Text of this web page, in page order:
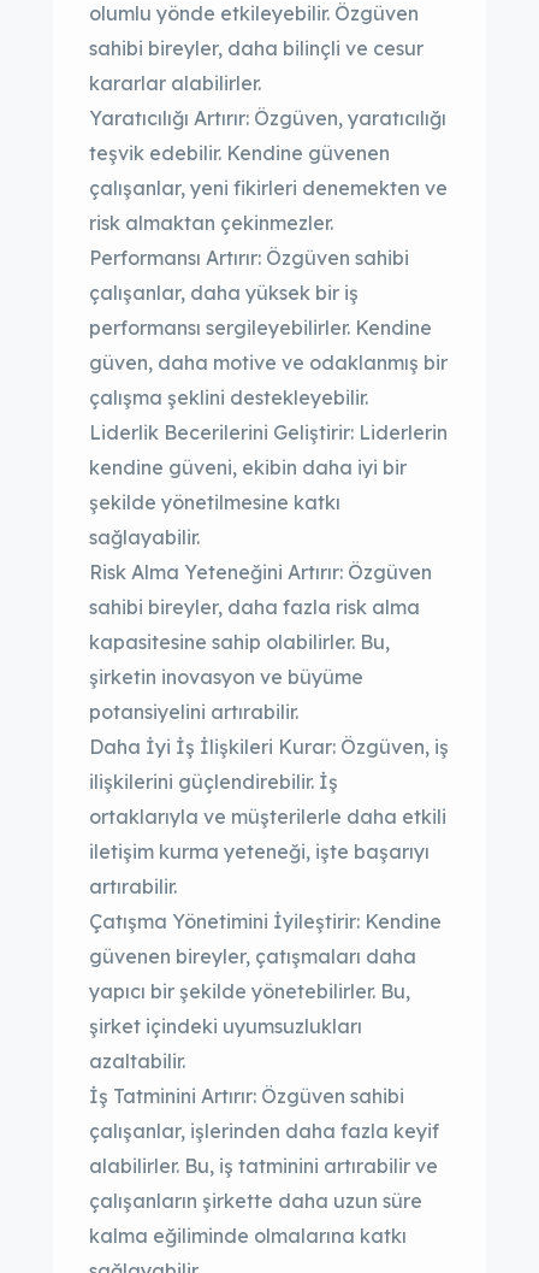
olumlu yönde etkileyebilir. Özgüven
sahibi bireyler, daha bilinçli ve cesur
kararlar alabilirler.
Yaratıcılığı Artırır: Özgüven, yaratıcılığı
teşvik edebilir. Kendine güvenen
çalışanlar, yeni fikirleri denemekten ve
risk almaktan çekinmezler.
Performansı Artırır: Özgüven sahibi
çalışanlar, daha yüksek bir iş
performansı sergileyebilirler. Kendine
güven, daha motive ve odaklanmış bir
çalışma şeklini destekleyebilir.
Liderlik Becerilerini Geliştirir: Liderlerin
kendine güveni, ekibin daha iyi bir
şekilde yönetilmesine katkı
sağlayabilir.
Risk Alma Yeteneğini Artırır: Özgüven
sahibi bireyler, daha fazla risk alma
kapasitesine sahip olabilirler. Bu,
şirketin inovasyon ve büyüme
potansiyelini artırabilir.
Daha İyi İş İlişkileri Kurar: Özgüven, iş
ilişkilerini güçlendirebilir. İş
ortaklarıyla ve müşterilerle daha etkili
iletişim kurma yeteneği, işte başarıyı
artırabilir.
Çatışma Yönetimini İyileştirir: Kendine
güvenen bireyler, çatışmaları daha
yapıcı bir şekilde yönetebilirler. Bu,
şirket içindeki uyumsuzlukları
azaltabilir.
İş Tatminini Artırır: Özgüven sahibi
çalışanlar, işlerinden daha fazla keyif
alabilirler. Bu, iş tatminini artırabilir ve
çalışanların şirkette daha uzun süre
kalma eğiliminde olmalarına katkı